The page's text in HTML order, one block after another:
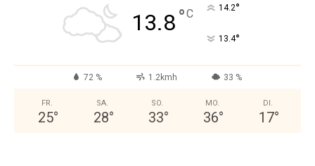
13.8°C 14.2°
13.4°
72 % 1.2kmh 33 %
FR.
25°
SA.
28°
SO.
33°
MO.
36°
DI.
17°